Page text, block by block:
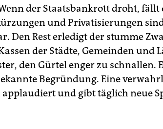
der Staatsbankrott droht, fällt
und Privatisierungen
Den Rest erledigt der stumme
der Städte, Gemeinden und
den Gürtel enger zu schnallen.
Begründung. Eine
applaudiert und gibt täglich neue